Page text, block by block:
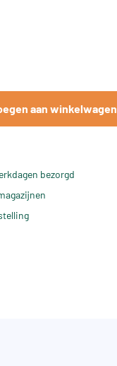
aan winkelwagen
bezorgd